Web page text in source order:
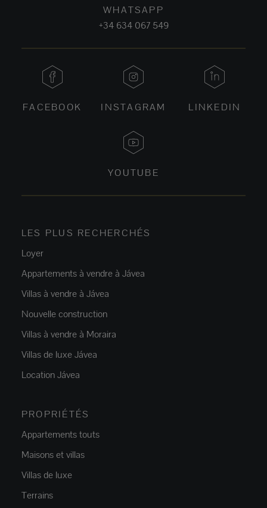
WHATSAPP
+34 634 067 549
FACEBOOK INSTAGRAM LINKEDIN
YOUTUBE
LES PLUS RECHERCHÉS
Loyer
Appartements à vendre à Jávea
Villas à vendre à Jávea
Nouvelle construction
Villas à vendre à Moraira
Villas de luxe Jávea
Location Jávea
PROPRIÉTÉS
Appartements touts
Maisons et villas
Villas de luxe
Terrains